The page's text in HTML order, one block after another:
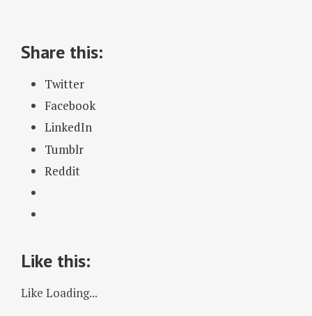
Share this:
Twitter
Facebook
LinkedIn
Tumblr
Reddit
Like this:
Like Loading...